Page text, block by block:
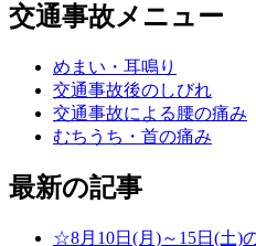
交通事故メニュー
めまい・耳鳴り
交通事故後のしびれ
交通事故による腰の痛み
むちうち・首の痛み
最新の記事
☆8月10日(月)～15日(土)